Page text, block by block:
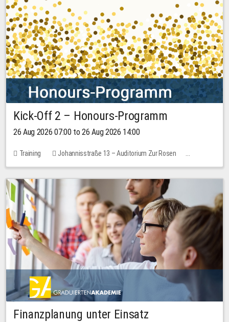
Kick-Off 2 – Honours-Programm
26 Aug 2026 07:00 to 26 Aug 2026 14:00
Training
Johannisstraße 13 – Auditorium Zur Rosen
No free places
Finanzplanung unter Einsatz